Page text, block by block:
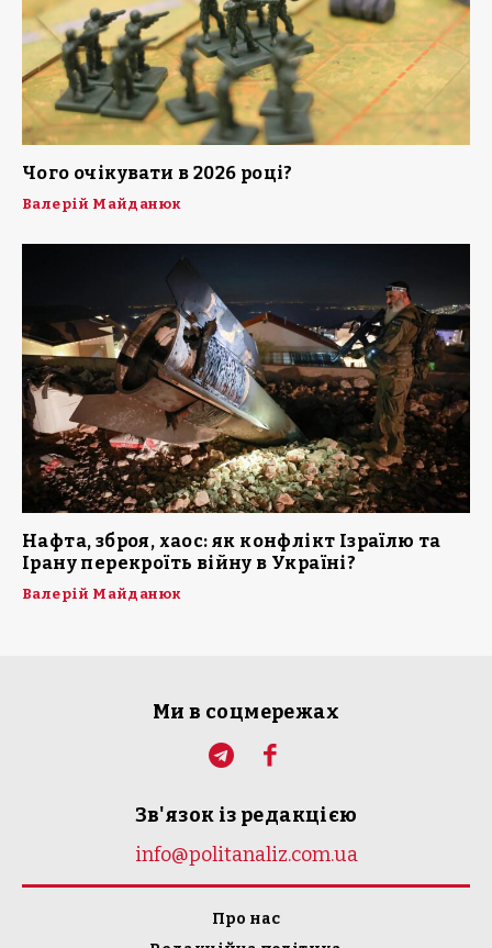
Чого очікувати в 2026 році?
Валерій Майданюк
Нафта, зброя, хаос: як конфлікт Ізраїлю та
Ірану перекроїть війну в Україні?
Валерій Майданюк
Ми в соцмережах
Зв'язок із редакцією
info@politanaliz.com.ua
Про нас